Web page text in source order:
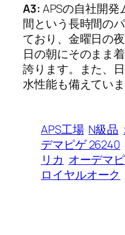
A3:APSの自社開
間という長時間の
ており、金曜日の
日の朝にそのまま
誇ります。また、
水性能も備えていま
APS工場 N級品
デマピゲ 26240
リカ オーデマ
ロイヤルオーク